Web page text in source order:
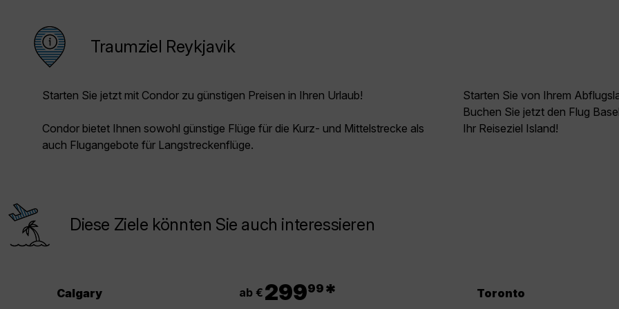
Traumziel Reykjavik
Starten Sie jetzt mit Condor zu günstigen Preisen in Ihren Urlaub!
Condor bietet Ihnen sowohl günstige Flüge für die Kurz- und Mittelstrecke als
auch Flugangebote für Langstreckenflüge.
Starten Sie von Ihrem
Buchen Sie jetzt den Flug
Ihr Reiseziel Island!
Diese Ziele könnten Sie auch interessieren
Calgary ab € 29999 * Toronto